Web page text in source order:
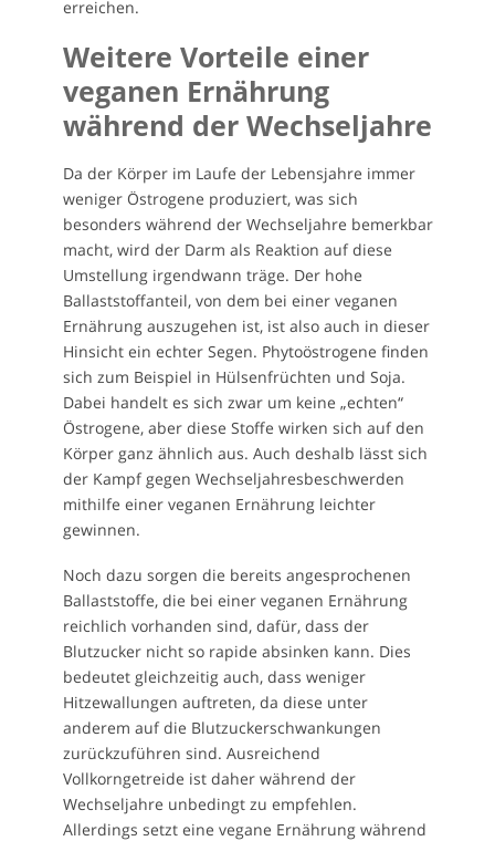
erreichen.
Weitere Vorteile einer
veganen Ernährung
während der Wechseljahre
Da der Körper im Laufe der Lebensjahre immer
weniger Östrogene produziert, was sich
besonders während der Wechseljahre bemerkbar
macht, wird der Darm als Reaktion auf diese
Umstellung irgendwann träge. Der hohe
Ballaststoffanteil, von dem bei einer veganen
Ernährung auszugehen ist, ist also auch in dieser
Hinsicht ein echter Segen. Phytoöstrogene finden
sich zum Beispiel in Hülsenfrüchten und Soja.
Dabei handelt es sich zwar um keine „echten“
Östrogene, aber diese Stoffe wirken sich auf den
Körper ganz ähnlich aus. Auch deshalb lässt sich
der Kampf gegen Wechseljahresbeschwerden
mithilfe einer veganen Ernährung leichter
gewinnen.
Noch dazu sorgen die bereits angesprochenen
Ballaststoffe, die bei einer veganen Ernährung
reichlich vorhanden sind, dafür, dass der
Blutzucker nicht so rapide absinken kann. Dies
bedeutet gleichzeitig auch, dass weniger
Hitzewallungen auftreten, da diese unter
anderem auf die Blutzuckerschwankungen
zurückzuführen sind. Ausreichend
Vollkorngetreide ist daher während der
Wechseljahre unbedingt zu empfehlen.
Allerdings setzt eine vegane Ernährung während